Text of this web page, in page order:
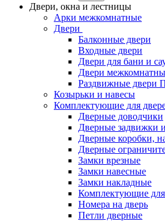
Двери, окна и лестницы
Арки межкомнатные
Двери
Балконные двери
Входные двери
Двери для бани и
Двери
Раздвижные двери
Козырьки и навесы
Комплектующие для
Дверные доводчики
Дверные задвижки
Дверные коробки,
Дверные
Замки врезные
Замки навесные
Замки накладные
Комплектующие для
Номера на дверь
Петли дверные